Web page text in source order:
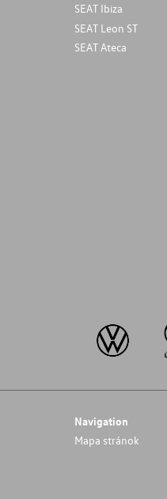
SEAT Ibiza
SEAT Leon ST
SEAT Ateca
Navigation
Mapa stránok